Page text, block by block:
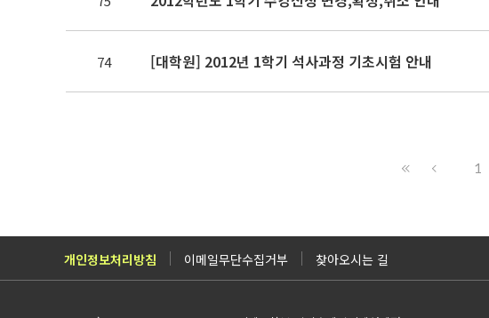
74 [대학원] 2012년 1학기 석사과정 기초시험 안내
1
개인정보처리방침 이메일무단수집거부 찾아오시는 길